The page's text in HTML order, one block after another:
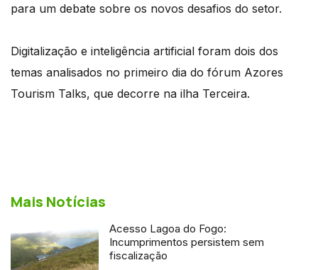
para um debate sobre os novos desafios do setor.
Digitalização e inteligência artificial foram dois dos
temas analisados no primeiro dia do fórum Azores
Tourism Talks, que decorre na ilha Terceira.
Mais Notícias
Acesso Lagoa do Fogo:
Incumprimentos persistem sem
fiscalização